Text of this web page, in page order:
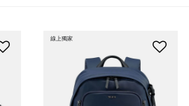
線上獨家